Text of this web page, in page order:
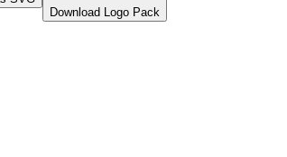
Download Logo Pack